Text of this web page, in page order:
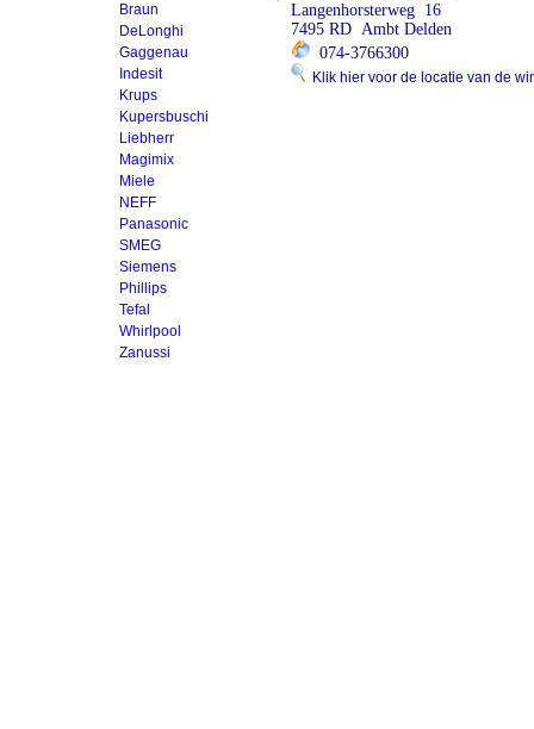
Braun
DeLonghi
Gaggenau
Indesit
Krups
Kupersbuschi
Liebherr
Magimix
Miele
NEFF
Panasonic
SMEG
Siemens
Phillips
Tefal
Whirlpool
Zanussi
Langenhorsterweg 16
7495 RD Ambt Delden
074-3766300
Klik hier voor de locatie van de